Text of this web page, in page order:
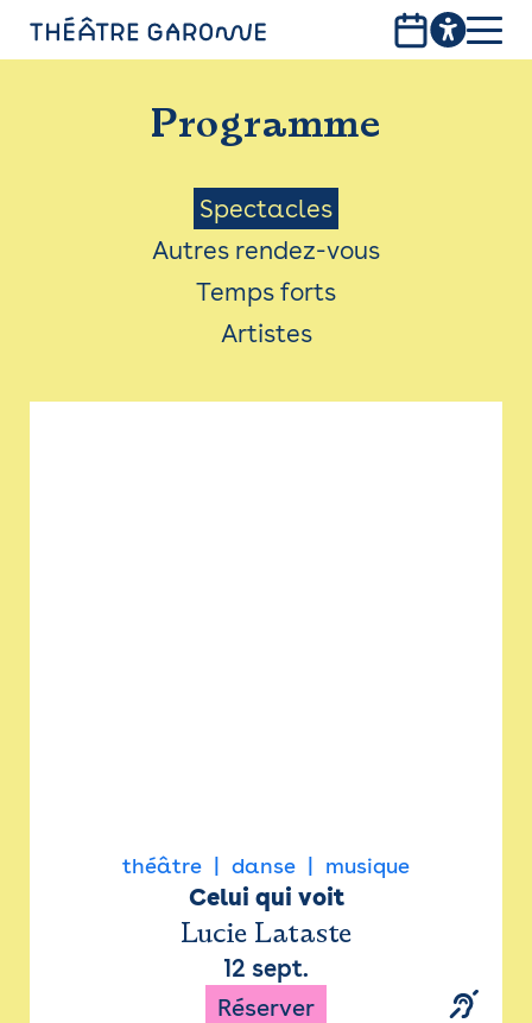
PROGRAMME
INFOS PRATIQUES
AVEC LES PUBLICS
ACCESSIBILITÉ
LES PRODUCTIONS
Programme
Menu
Saison
Spectacles
Autres rendez-vous
Temps forts
Artistes
théâtre danse musique
Celui qui voit
Lucie Lataste
12 sept.
Réserver